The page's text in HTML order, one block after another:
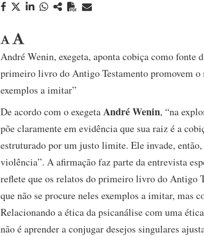
André Wenin, exegeta, aponta cobiça como
primeiro livro do Antigo Testamento promovem o
exemplos a imitar”
De acordo com o exegetaAndré Wenin, “na
põe claramente em evidência que sua raiz é a
estruturado por um justo limite. Ele invade,
violência”. A afirmação faz parte da entrevista
reflete que os relatos do primeiro livro do Antigo
que não se procure neles exemplos a imitar, mas
Relacionando a ética da psicanálise com uma
não é aprender a conjugar desejos singulares